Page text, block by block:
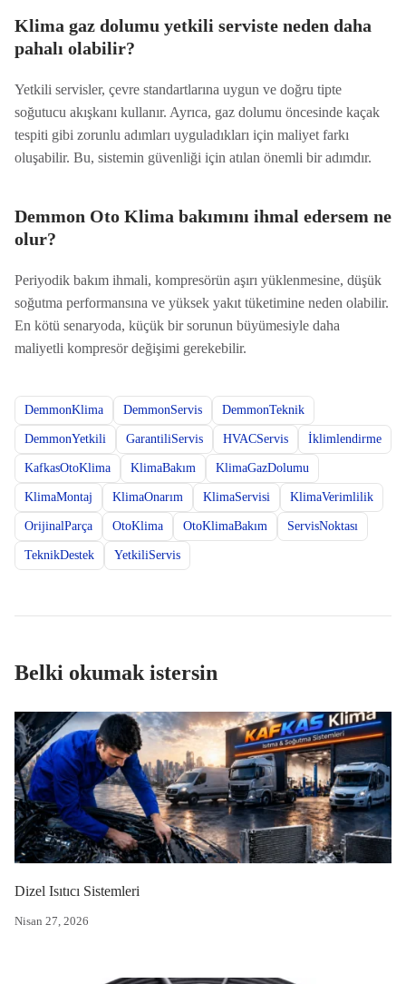
Klima gaz dolumu yetkili serviste neden daha
pahalı olabilir?
Yetkili servisler, çevre standartlarına uygun ve doğru tipte
soğutucu akışkanı kullanır. Ayrıca, gaz dolumu öncesinde kaçak
tespiti gibi zorunlu adımları uyguladıkları için maliyet farkı
oluşabilir. Bu, sistemin güvenliği için atılan önemli bir adımdır.
Demmon Oto Klima bakımını ihmal edersem ne
olur?
Periyodik bakım ihmali, kompresörün aşırı yüklenmesine, düşük
soğutma performansına ve yüksek yakıt tüketimine neden olabilir.
En kötü senaryoda, küçük bir sorunun büyümesiyle daha
maliyetli kompresör değişimi gerekebilir.
DemmonKlima DemmonServis DemmonTeknik
DemmonYetkili GarantiliServis HVACServis İklimlendirme
KafkasOtoKlima KlimaBakım KlimaGazDolumu
KlimaMontaj KlimaOnarım KlimaServisi KlimaVerimlilik
OrijinalParça OtoKlima OtoKlimaBakım ServisNoktası
TeknikDestek YetkiliServis
Belki okumak istersin
Nisan 27, 2026
Dizel Isıtıcı Sistemleri